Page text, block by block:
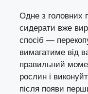
Одне з головних
сидерати вже
спосіб —
вимагатиме від
правильний
рослин і
після появи